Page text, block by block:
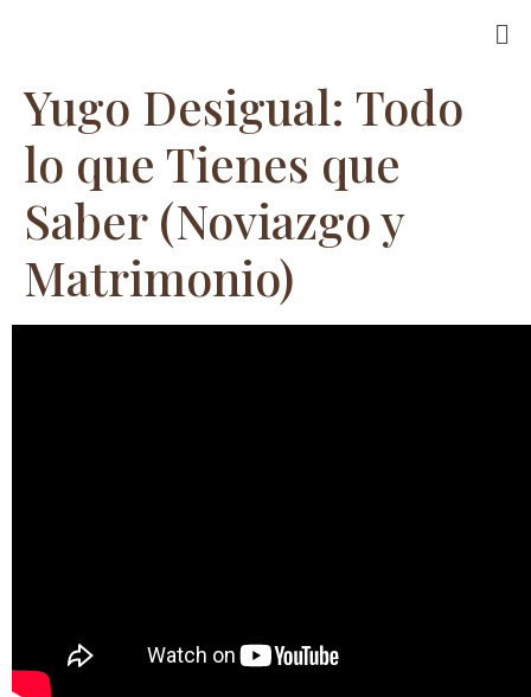
Yugo Desigual: Todo
lo que Tienes que
Saber (Noviazgo y
Matrimonio)